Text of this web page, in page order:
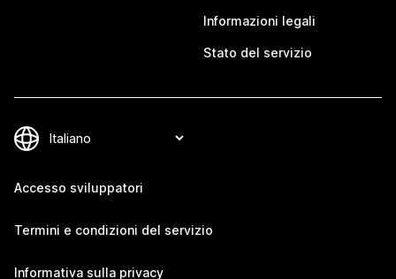
Informazioni legali
Stato del servizio
Accesso sviluppatori
Termini e condizioni del servizio
Informativa sulla privacy